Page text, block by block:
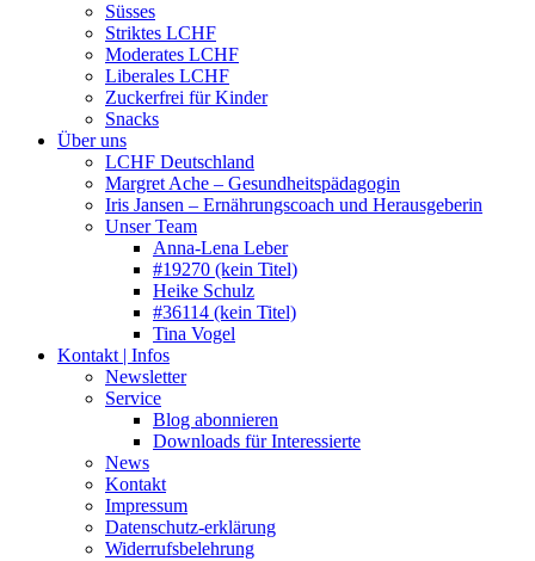
Süsses
Striktes LCHF
Moderates LCHF
Liberales LCHF
Zuckerfrei für Kinder
Snacks
Über uns
LCHF Deutschland
Margret Ache – Gesundheitspädagogin
Iris Jansen – Ernährungscoach und Herausgeberin
Unser Team
Anna-Lena Leber
#19270 (kein Titel)
Heike Schulz
#36114 (kein Titel)
Tina Vogel
Kontakt | Infos
Newsletter
Service
Blog abonnieren
Downloads für Interessierte
News
Kontakt
Impressum
Datenschutz-erklärung
Widerrufsbelehrung